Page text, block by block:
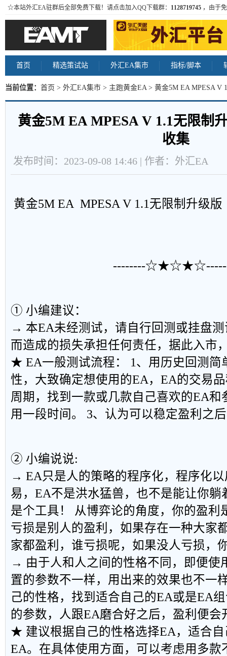
☆本站外汇EA驻群后全部免费下载！请点击加入QQ下载群： 1128719745 ，由于
首页 精选策试站 外汇EA集市 指标/脚本
当前位置： 首页 > 外汇EA集市 > 主跑黄金EA> 黄金5M EA MPESA V
黄金5M EA MPESA V 1.1无限制
收集
发布时间：2023-09-08 14:46 | 作者：外汇EA
黄金5M EA MPESA V 1.1无限制升级版
--------
① 小编建议：
→ 本EA未经测试，请自行回测或挂盘
而造成的损失承担任何责任，据此入市
★ EA一般测试流程： 1、用历史回测简
性，大致确定想使用的EA，EA的交易
周期，找到一款或几款自己喜欢的EA和
用一段时间。 3、认为可以稳定盈利之
② 小编说说:
→ EA只是人的策略的程序化，程序化
易，EA不是洪水猛兽，也不是能让你躺
是个工具！ 从博弈论的角度，你的盈利
亏损是别人的盈利，如果存在一种大家
家都盈利，谁亏损呢，如果没人亏损，
→ 由于人和人之间的性格不同，即便使
置的参数不一样，用出来的效果也不一
己的性格，找到适合自己的EA或是EA
的参数，人跟EA磨合好之后，盈利便会
★ 建议根据自己的性格选择EA，适合
EA。在具体使用方面，可以考虑用多款